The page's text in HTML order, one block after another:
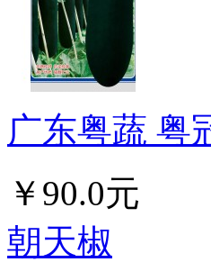
广东粤蔬 粤
￥90.0元
朝天椒